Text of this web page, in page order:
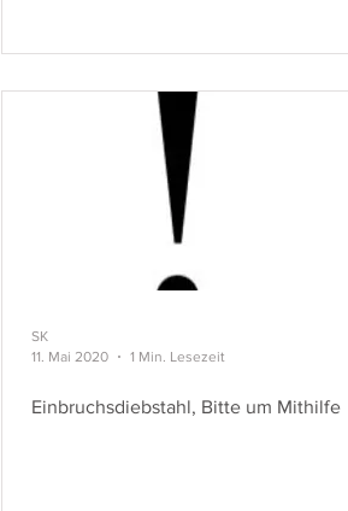
SK
11. Mai 2020
1 Min. Lesezeit
Einbruchsdiebstahl, Bitte um Mithilfe